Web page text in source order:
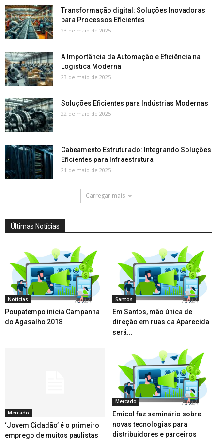
Transformação digital: Soluções Inovadoras
para Processos Eficientes
23 de maio de 2025
A Importância da Automação e Eficiência na
Logística Moderna
23 de maio de 2025
Soluções Eficientes para Indústrias Modernas
22 de maio de 2025
Cabeamento Estruturado: Integrando Soluções
Eficientes para Infraestrutura
21 de maio de 2025
Carregar mais
Últimas Notícias
Notícias
Poupatempo inicia Campanha
do Agasalho 2018
Santos
Em Santos, mão única de
direção em ruas da Aparecida
será...
Mercado
‘Jovem Cidadão’ é o primeiro
emprego de muitos paulistas
Mercado
Emicol faz seminário sobre
novas tecnologias para
distribuidores e parceiros